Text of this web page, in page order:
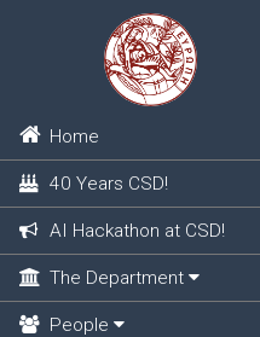
Home
40 Years CSD!
AI Hackathon at CSD!
The Department
People